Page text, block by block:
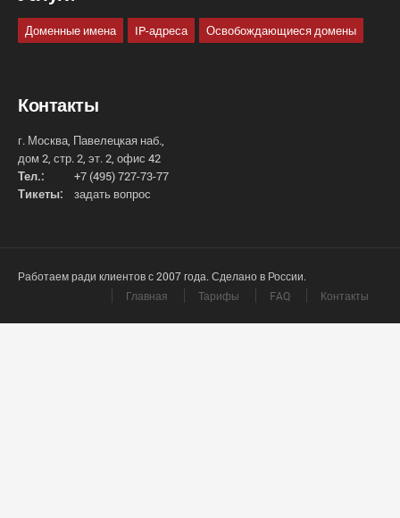
Доменные имена IP-адреса Освобождающиеся домены
Контакты
г. Москва, Павелецкая наб.,
дом 2, стр. 2, эт. 2, офис 42
Тел.:
+7 (495) 727-73-77
Тикеты:
задать вопрос
Работаем ради клиентов с 2007 года. Сделано в России.
Главная
Тарифы FAQ Контакты